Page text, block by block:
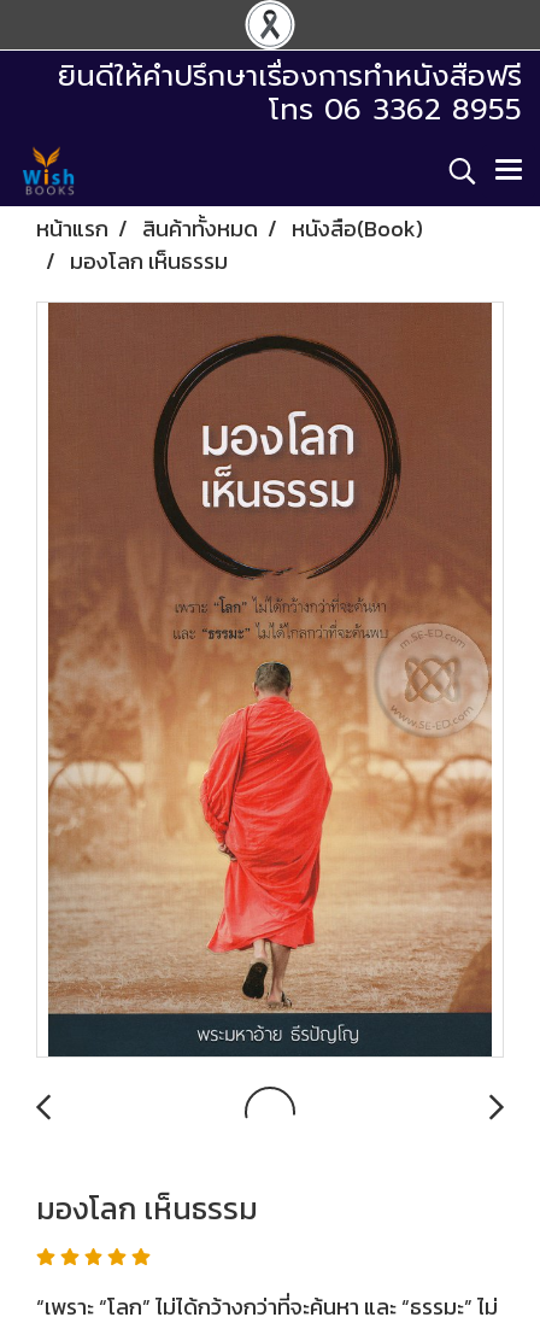
ยินดีให้คำปรึกษาเรื่องการทำหนังสือฟรี
โทร 06 3362 8955
หน้าแรก สินค้าทั้งหมด
หนังสือ(Book)
มองโลก เห็นธรรม
มองโลก เห็นธรรม
“เพราะ “โลก” ไม่ได้กว้างกว่าที่จะค้นหา และ “ธรรมะ” ไม่